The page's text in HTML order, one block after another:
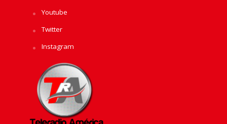
Youtube
Twitter
Instagram